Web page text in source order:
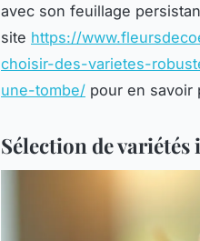
avec son feuillage
site https://
choisir-des-varietes-
une-tombe/ pour en savoir
Sélection de